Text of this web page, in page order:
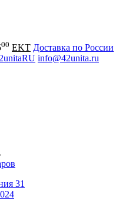
00 EKT Доставка по России
info@42unita.ru
31